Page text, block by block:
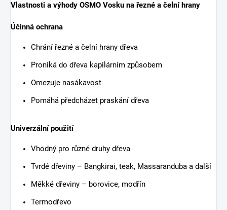
Vlastnosti a výhody OSMO Vosku na řezné a čelní hrany
Účinná ochrana
Chrání řezné a čelní hrany dřeva
Proniká do dřeva kapilárním způsobem
Omezuje nasákavost
Pomáhá předcházet praskání dřeva
Univerzální použití
Vhodný pro různé druhy dřeva
Tvrdé dřeviny – Bangkirai, teak, Massaranduba a další
Měkké dřeviny – borovice, modřín
Termodřevo